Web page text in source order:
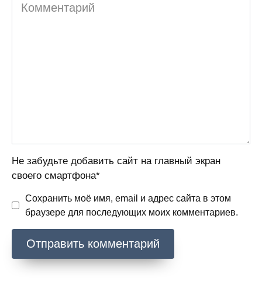
Не забудьте добавить сайт на главный экран
своего смартфона*
Сохранить моё имя, email и адрес сайта в этом
браузере для последующих моих комментариев.